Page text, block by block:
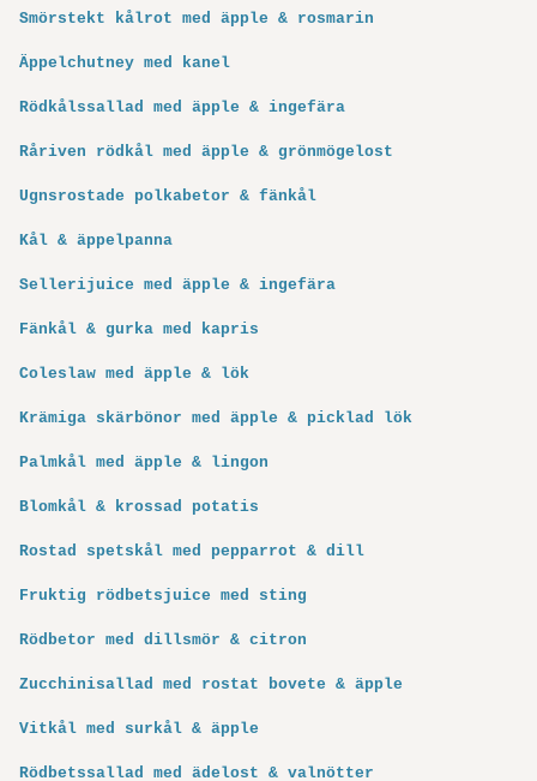
Smörstekt kålrot med äpple & rosmarin
Äppelchutney med kanel
Rödkålssallad med äpple & ingefära
Råriven rödkål med äpple & grönmögelost
Ugnsrostade polkabetor & fänkål
Kål & äppelpanna
Sellerijuice med äpple & ingefära
Fänkål & gurka med kapris
Coleslaw med äpple & lök
Krämiga skärbönor med äpple & picklad lök
Palmkål med äpple & lingon
Blomkål & krossad potatis
Rostad spetskål med pepparrot & dill
Fruktig rödbetsjuice med sting
Rödbetor med dillsmör & citron
Zucchinisallad med rostat bovete & äpple
Vitkål med surkål & äpple
Rödbetssallad med ädelost & valnötter